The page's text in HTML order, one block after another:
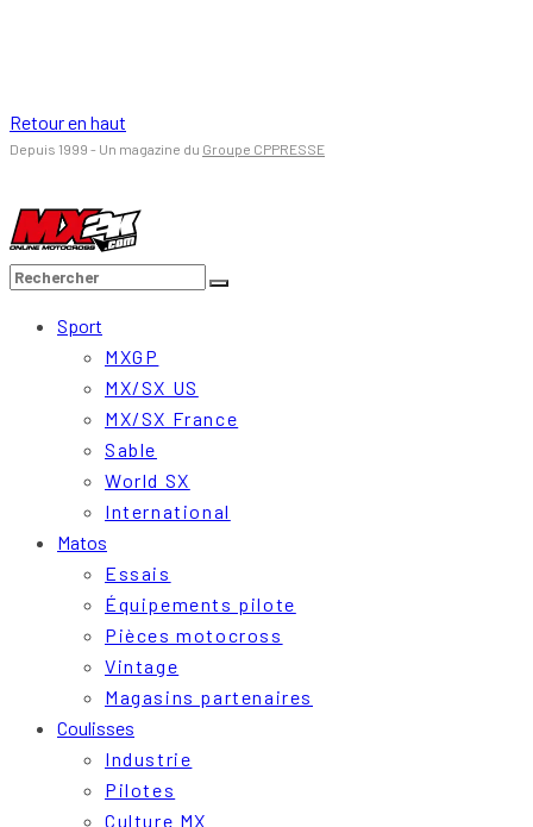
Retour en haut
Depuis 1999 - Un magazine du Groupe CPPRESSE
Sport
MXGP
MX/SX US
MX/SX France
Sable
World SX
International
Matos
Essais
Équipements pilote
Pièces motocross
Vintage
Magasins partenaires
Coulisses
Industrie
Pilotes
Culture MX